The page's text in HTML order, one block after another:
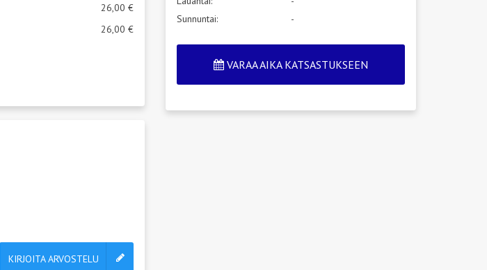
Sunnuntai:
-
VARAA AIKA KATSASTUKSEEN
26,00 €
26,00 €
KIRJOITA ARVOSTELU